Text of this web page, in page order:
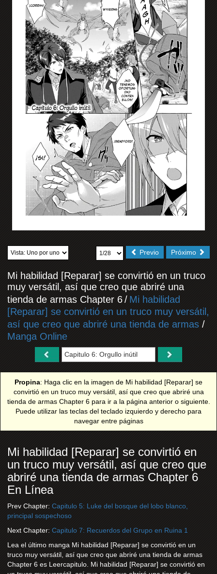
Próximo
Previo
Mi habilidad [Reparar] se convirtió en un truco
muy versátil, así que creo que abriré una
tienda de armas Chapter 6/ Mi habilidad
[Reparar] se convirtió en un truco muy versátil,
así que creo que abriré una tienda de armas /
Manga Online
Propina: Haga clic en la imagen de Mi habilidad [Reparar] se
convirtió en un truco muy versátil, así que creo que abriré una
tienda de armas Chapter 6 para ir a la página anterior o siguiente.
Puede utilizar las teclas del teclado izquierdo y derecho para
navegar entre páginas
Mi habilidad [Reparar] se convirtió en
un truco muy versátil, así que creo que
abriré una tienda de armas Chapter 6
En Línea
Prev Chapter: Capitulo 5: Luke del bosque del lobo blanco,
principal sospechoso
Next Chapter: Capitulo 7: Recuerdos del Grupo en Ruina 1
Lea el último manga Mi habilidad [Reparar] se convirtió en un
truco muy versátil, así que creo que abriré una tienda de armas
Chapter 6 es Leercapitulo. Mi habilidad [Reparar] se convirtió en